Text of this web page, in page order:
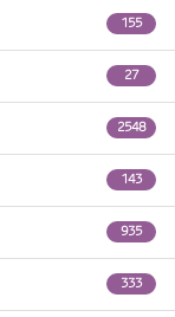
155
27
2548
143
935
333